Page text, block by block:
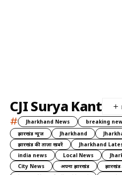
CJI Surya Kant
# Jharkhand News breaking
झारखंड न्यूज़
Jharkhand
झारखंड की ताज़ा खबरें
Jharkhand
india news
Local News
City News
अपना झारखंड
झारखंड